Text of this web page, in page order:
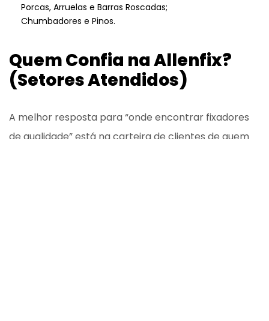
Porcas, Arruelas e Barras Roscadas;
Chumbadores e Pinos.
Quem Confia na Allenfix?
(Setores Atendidos)
A melhor resposta para “onde encontrar fixadores
de qualidade” está na carteira de clientes de quem